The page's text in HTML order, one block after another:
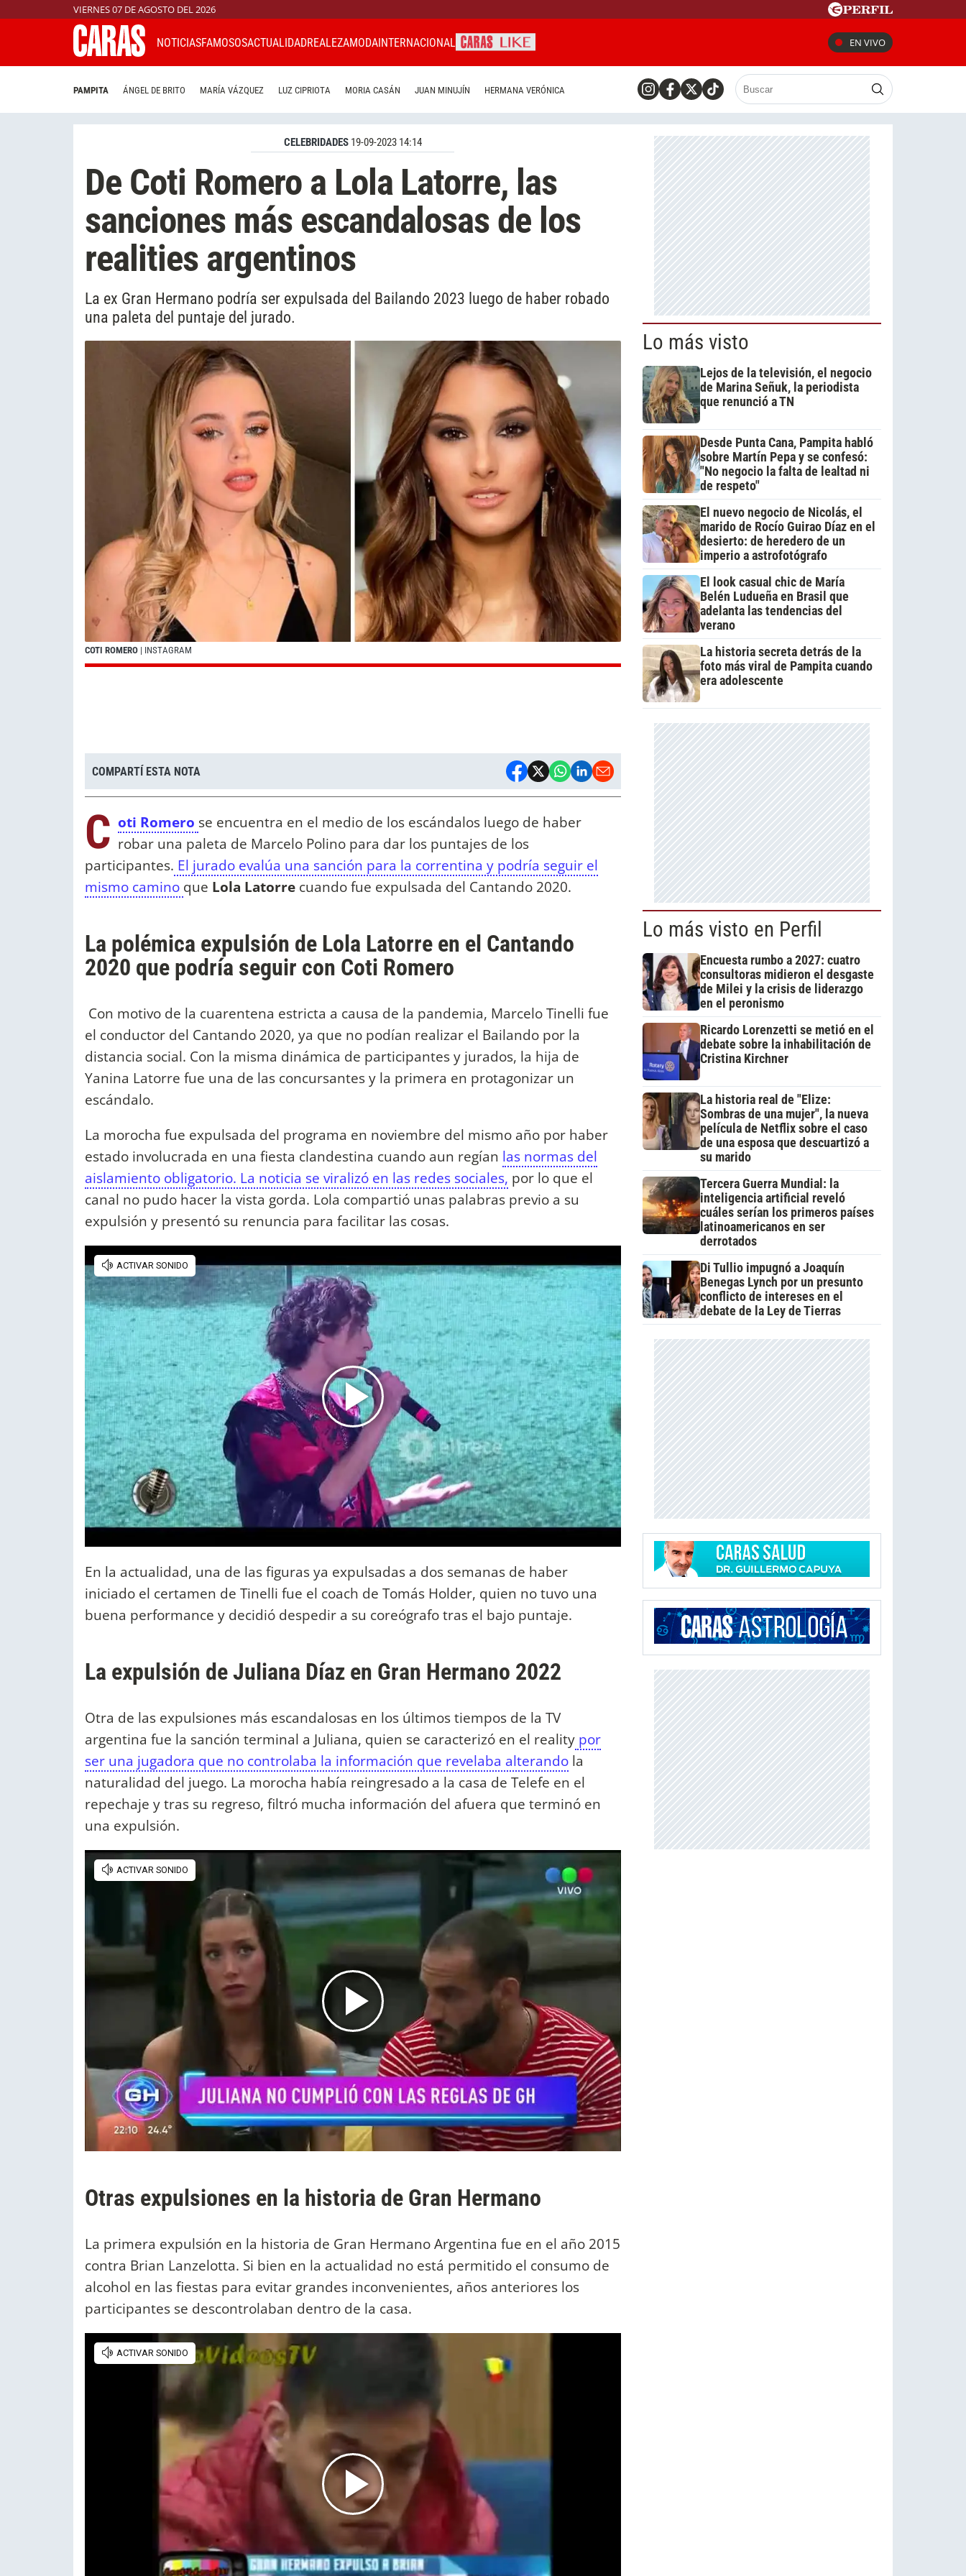
VIERNES 07 DE AGOSTO DEL 2026
NOTICIASFAMOSOSACTUALIDADREALEZAMODAINTERNACIONAL EN VIVO
PAMPITA ÁNGEL DE BRITO MARÍA VÁZQUEZ LUZ CIPRIOTA MORIA CASÁN JUAN MINUJÍN HERMANA VERÓNICA
CELEBRIDADES 19-09-2023 14:14
De Coti Romero a Lola Latorre, las
sanciones más escandalosas de los
realities argentinos
La ex Gran Hermano podría ser expulsada del Bailando 2023 luego de haber robado
una paleta del puntaje del jurado.
COTI ROMERO | INSTAGRAM
COMPARTÍ ESTA NOTA
C oti Romero se encuentra en el medio de los escándalos luego de haber
robar una paleta de Marcelo Polino para dar los puntajes de los
participantes. El jurado evalúa una sanción para la correntina y podría seguir el
mismo camino que Lola Latorre cuando fue expulsada del Cantando 2020.
La polémica expulsión de Lola Latorre en el Cantando
2020 que podría seguir con Coti Romero
Con motivo de la cuarentena estricta a causa de la pandemia, Marcelo Tinelli fue
el conductor del Cantando 2020, ya que no podían realizar el Bailando por la
distancia social. Con la misma dinámica de participantes y jurados, la hija de
Yanina Latorre fue una de las concursantes y la primera en protagonizar un
escándalo.
La morocha fue expulsada del programa en noviembre del mismo año por haber
estado involucrada en una fiesta clandestina cuando aun regían las normas del
aislamiento obligatorio. La noticia se viralizó en las redes sociales, por lo que el
canal no pudo hacer la vista gorda. Lola compartió unas palabras previo a su
expulsión y presentó su renuncia para facilitar las cosas.
En la actualidad, una de las figuras ya expulsadas a dos semanas de haber
iniciado el certamen de Tinelli fue el coach de Tomás Holder, quien no tuvo una
buena performance y decidió despedir a su coreógrafo tras el bajo puntaje.
La expulsión de Juliana Díaz en Gran Hermano 2022
Otra de las expulsiones más escandalosas en los últimos tiempos de la TV
argentina fue la sanción terminal a Juliana, quien se caracterizó en el reality por
ser una jugadora que no controlaba la información que revelaba alterando la
naturalidad del juego. La morocha había reingresado a la casa de Telefe en el
repechaje y tras su regreso, filtró mucha información del afuera que terminó en
una expulsión.
Otras expulsiones en la historia de Gran Hermano
La primera expulsión en la historia de Gran Hermano Argentina fue en el año 2015
contra Brian Lanzelotta. Si bien en la actualidad no está permitido el consumo de
alcohol en las fiestas para evitar grandes inconvenientes, años anteriores los
participantes se descontrolaban dentro de la casa.
Lo más visto
Lejos de la televisión, el negocio
de Marina Señuk, la periodista
que renunció a TN
Desde Punta Cana, Pampita habló
sobre Martín Pepa y se confesó:
"No negocio la falta de lealtad ni
de respeto"
El nuevo negocio de Nicolás, el
marido de Rocío Guirao Díaz en el
desierto: de heredero de un
imperio a astrofotógrafo
El look casual chic de María
Belén Ludueña en Brasil que
adelanta las tendencias del
verano
La historia secreta detrás de la
foto más viral de Pampita cuando
era adolescente
Lo más visto en Perfil
Encuesta rumbo a 2027: cuatro
consultoras midieron el desgaste
de Milei y la crisis de liderazgo
en el peronismo
Ricardo Lorenzetti se metió en el
debate sobre la inhabilitación de
Cristina Kirchner
La historia real de "Elize:
Sombras de una mujer", la nueva
película de Netflix sobre el caso
de una esposa que descuartizó a
su marido
Tercera Guerra Mundial: la
inteligencia artificial reveló
cuáles serían los primeros países
latinoamericanos en ser
derrotados
Di Tullio impugnó a Joaquín
Benegas Lynch por un presunto
conflicto de intereses en el
debate de la Ley de Tierras